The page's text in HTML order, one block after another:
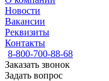
Новости
Вакансии
Реквизиты
Контакты
8-800-700-88-68
Заказать звонок
Задать вопрос